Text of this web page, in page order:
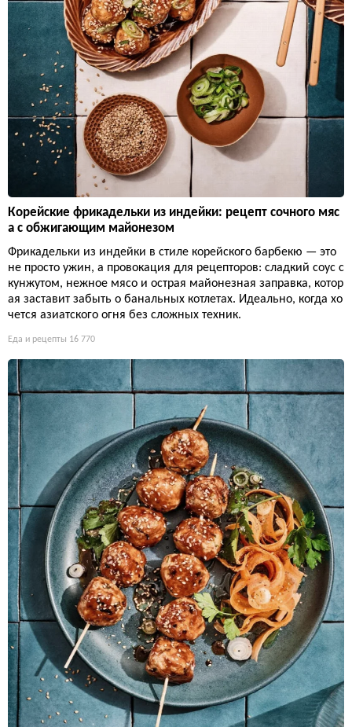
Корейские фрикадельки из индейки: рецепт сочного мяс
а с обжигающим майонезом
Фрикадельки из индейки в стиле корейского барбекю — это
не просто ужин, а провокация для рецепторов: сладкий соус с
кунжутом, нежное мясо и острая майонезная заправка, котор
ая заставит забыть о банальных котлетах. Идеально, когда хо
чется азиатского огня без сложных техник.
Еда и рецепты 16 770